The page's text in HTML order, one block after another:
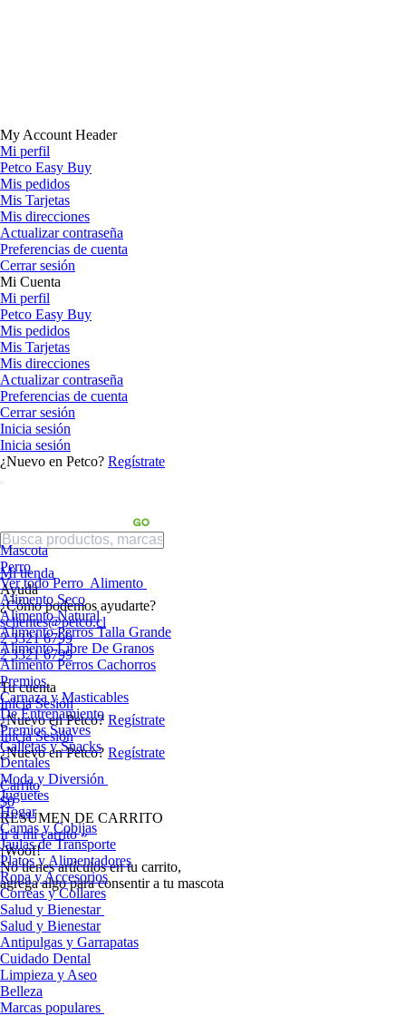
My Account Header
Mi perfil
Petco Easy Buy
Mis pedidos
Mis Tarjetas
Mis direcciones
Actualizar contraseña
Preferencias de cuenta
Cerrar sesión
Mi Cuenta
Mi perfil
Petco Easy Buy
Mis pedidos
Mis Tarjetas
Mis direcciones
Actualizar contraseña
Preferencias de cuenta
Cerrar sesión
Inicia sesión
Inicia sesión
¿Nuevo en Petco? Regístrate
Mi tienda
Ayuda
¿Cómo podemos ayudarte?
sclientes@petco.cl
2 3321 6799
2 3321 6799
Tu cuenta
Inicia Sesión
¿Nuevo en Petco? Regístrate
Inicia Sesión
¿Nuevo en Petco? Regístrate
Carrito
$0
RESUMEN DE CARRITO
Ir a mi carrito »
¡Woof!
No tíenes artículos en tu carrito,
agrega algo para consentir a tu mascota
Mascota
Perro
Ver todo Perro Alimento
Alimento Seco
Alimento Natural
Alimento Perros Talla Grande
Alimento Libre De Granos
Alimento Perros Cachorros
Premios
Carnaza y Masticables
De Entrenamiento
Premios Suaves
Galletas y Snacks
Dentales
Moda y Diversión
Juguetes
Hogar
Camas y Cobijas
Jaulas de Transporte
Platos y Alimentadores
Ropa y Accesorios
Correas y Collares
Salud y Bienestar
Salud y Bienestar
Antipulgas y Garrapatas
Cuidado Dental
Limpieza y Aseo
Belleza
Marcas populares